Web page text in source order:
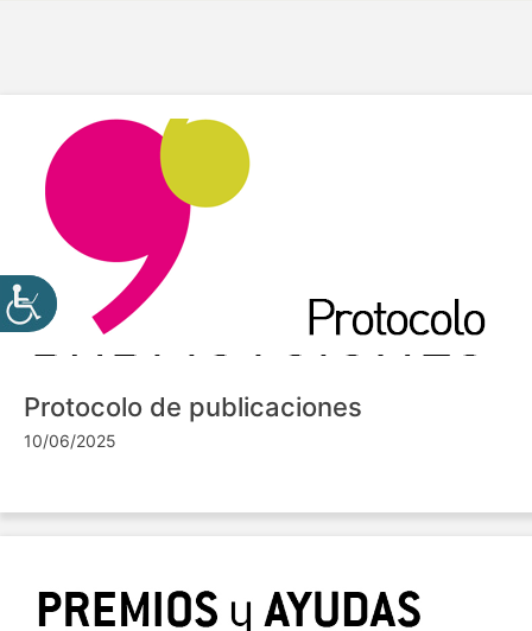
Protocolo de publicaciones
10/06/2025